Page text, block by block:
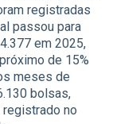
registradas
passou para
em 2025,
de 15%
meses de
bolsas,
no